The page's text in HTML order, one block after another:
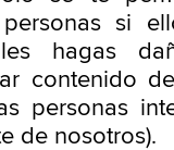
si
hagas
contenido
personas
de nosotros).